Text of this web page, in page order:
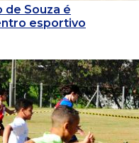
de Souza é
esportivo